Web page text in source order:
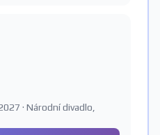
· Národní divadlo,